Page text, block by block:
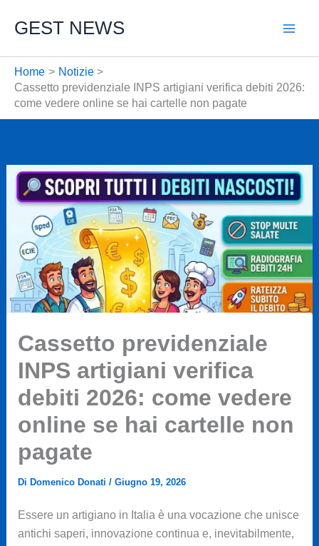
GEST NEWS
Home
Notizie
Cassetto previdenziale INPS artigiani verifica debiti 2026:
come vedere online se hai cartelle non pagate
Cassetto previdenziale
INPS artigiani verifica
debiti 2026: come vedere
online se hai cartelle non
pagate
Di Domenico Donati / Giugno 19, 2026
Essere un artigiano in Italia è una vocazione che unisce
antichi saperi, innovazione continua e, inevitabilmente,